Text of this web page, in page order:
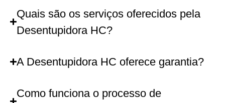
Quais são os serviços oferecidos pela
Desentupidora HC?
A Desentupidora HC oferece garantia?
Como funciona o processo de